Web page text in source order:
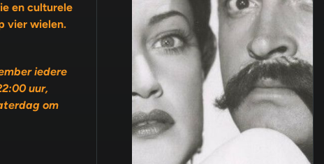
vier wielen.
iedere
uur,
om